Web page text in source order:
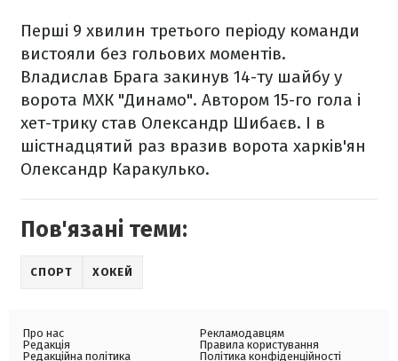
Перші 9 хвилин третього періоду команди
вистояли без гольових моментів.
Владислав Брага закинув 14-ту шайбу у
ворота МХК "Динамо". Автором 15-го гола і
хет-трику став Олександр Шибаєв. І в
шістнадцятий раз вразив ворота харків'ян
Олександр Каракулько.
Пов'язані теми:
СПОРТ ХОКЕЙ
Про нас
Редакція
Редакційна політика
Рекламодавцям
Правила користування
Політика конфіденційності